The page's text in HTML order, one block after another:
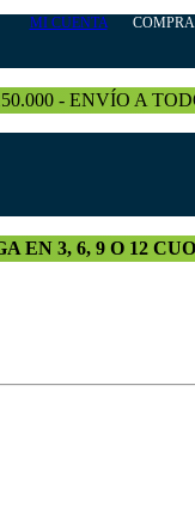
MI CUENTACOMPRA
- ENVÍO A
EN 3, 6, 9 O 12